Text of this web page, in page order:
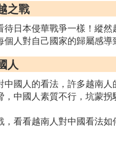
之戰
待日本侵華戰爭一樣！縱
人對自己國家的歸屬感導
人
國人的看法，許多越南
中國人素質不行，坑蒙拐
看看越南人對中國看法